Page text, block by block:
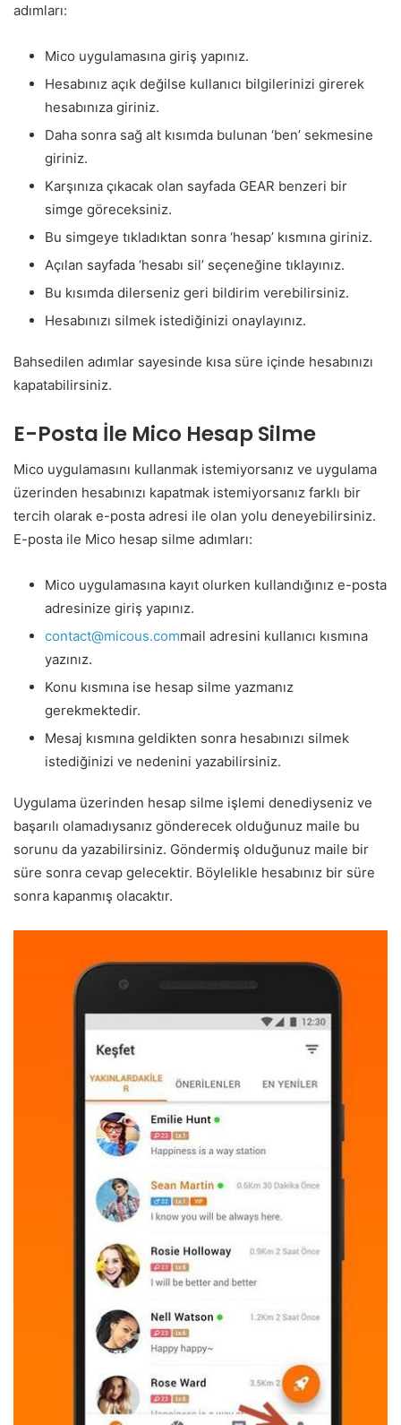
adımları:
Mico uygulamasına giriş yapınız.
Hesabınız açık değilse kullanıcı bilgilerinizi girerek
hesabınıza giriniz.
Daha sonra sağ alt kısımda bulunan ‘ben’ sekmesine
giriniz.
Karşınıza çıkacak olan sayfada GEAR benzeri bir
simge göreceksiniz.
Bu simgeye tıkladıktan sonra ‘hesap’ kısmına giriniz.
Açılan sayfada ‘hesabı sil’ seçeneğine tıklayınız.
Bu kısımda dilerseniz geri bildirim verebilirsiniz.
Hesabınızı silmek istediğinizi onaylayınız.
Bahsedilen adımlar sayesinde kısa süre içinde hesabınızı
kapatabilirsiniz.
E-Posta İle Mico Hesap Silme
Mico uygulamasını kullanmak istemiyorsanız ve uygulama
üzerinden hesabınızı kapatmak istemiyorsanız farklı bir
tercih olarak e-posta adresi ile olan yolu deneyebilirsiniz.
E-posta ile Mico hesap silme adımları:
Mico uygulamasına kayıt olurken kullandığınız e-posta
adresinize giriş yapınız.
contact@micous.commail adresini kullanıcı kısmına
yazınız.
Konu kısmına ise hesap silme yazmanız
gerekmektedir.
Mesaj kısmına geldikten sonra hesabınızı silmek
istediğinizi ve nedenini yazabilirsiniz.
Uygulama üzerinden hesap silme işlemi denediyseniz ve
başarılı olamadıysanız gönderecek olduğunuz maile bu
sorunu da yazabilirsiniz. Göndermiş olduğunuz maile bir
süre sonra cevap gelecektir. Böylelikle hesabınız bir süre
sonra kapanmış olacaktır.